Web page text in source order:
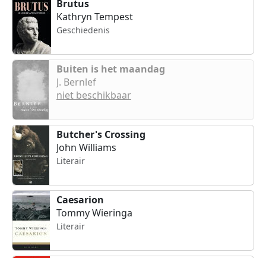
Brutus
Kathryn Tempest
Geschiedenis
Buiten is het maandag
J. Bernlef
niet beschikbaar
Butcher's Crossing
John Williams
Literair
Caesarion
Tommy Wieringa
Literair